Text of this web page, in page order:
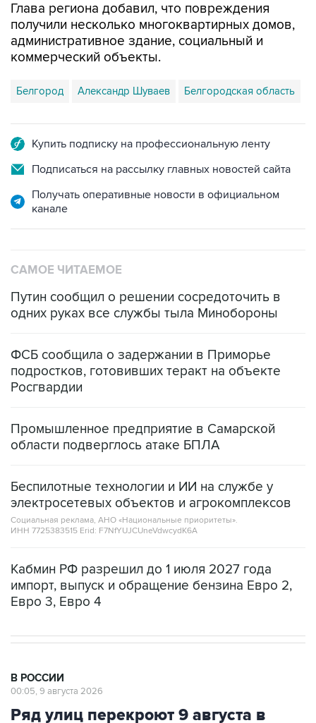
Глава региона добавил, что повреждения
получили несколько многоквартирных домов,
административное здание, социальный и
коммерческий объекты.
Белгород Александр Шуваев Белгородская область
Купить подписку на профессиональную ленту
Подписаться на рассылку главных новостей сайта
Получать оперативные новости в официальном
канале
САМОЕ ЧИТАЕМОЕ
Путин сообщил о решении сосредоточить в
одних руках все службы тыла Минобороны
ФСБ сообщила о задержании в Приморье
подростков, готовивших теракт на объекте
Росгвардии
Промышленное предприятие в Самарской
области подверглось атаке БПЛА
Беспилотные технологии и ИИ на службе у
электросетевых объектов и агрокомплексов
Социальная реклама, АНО «Национальные приоритеты».
ИНН 7725383515 Erid: F7NfYUJCUneVdwcydK6A
Кабмин РФ разрешил до 1 июля 2027 года
импорт, выпуск и обращение бензина Евро 2,
Евро 3, Евро 4
В РОССИИ
00:05, 9 августа 2026
Ряд улиц перекроют 9 августа в